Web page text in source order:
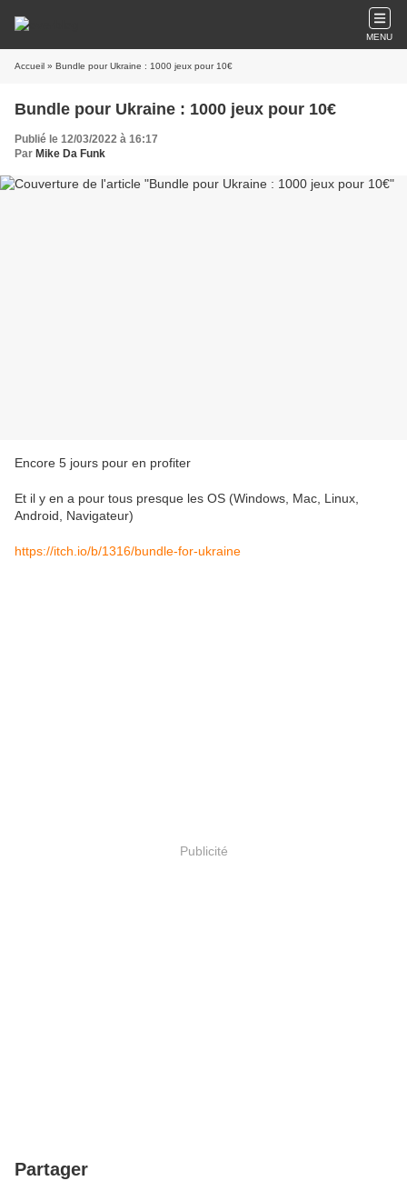
MENU
Accueil » Bundle pour Ukraine : 1000 jeux pour 10€
Bundle pour Ukraine : 1000 jeux pour 10€
Publié le 12/03/2022 à 16:17
Par Mike Da Funk
Encore 5 jours pour en profiter
Et il y en a pour tous presque les OS (Windows, Mac, Linux,
Android, Navigateur)
https://itch.io/b/1316/bundle-for-ukraine
Publicité
Partager